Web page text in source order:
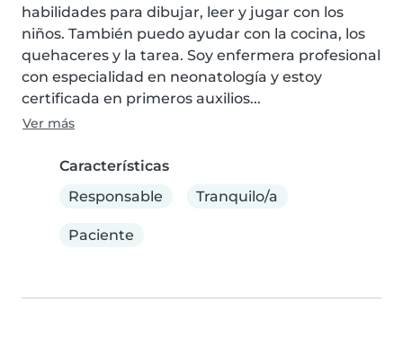
habilidades para dibujar, leer y jugar con los
niños. También puedo ayudar con la cocina, los
quehaceres y la tarea. Soy enfermera profesional
con especialidad en neonatología y estoy
certificada en primeros auxilios...
Ver más
Características
Responsable
Tranquilo/a
Paciente